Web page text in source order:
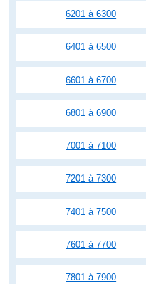
6201 à 6300
6401 à 6500
6601 à 6700
6801 à 6900
7001 à 7100
7201 à 7300
7401 à 7500
7601 à 7700
7801 à 7900